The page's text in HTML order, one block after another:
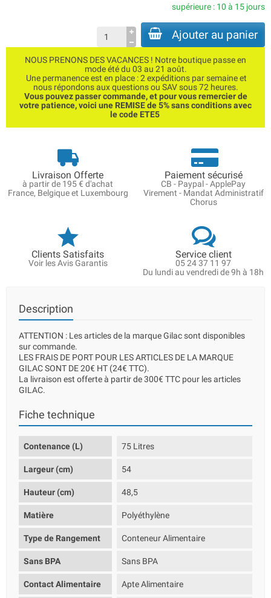
supérieure : 10 à 15 jours
Ajouter au panier
NOUS PRENONS DES VACANCES ! Notre boutique passe en
mode été du 03 au 21 août.
Une permanence est en place : 2 expéditions par semaine et
nous répondons aux questions ou SAV sous 72 heures.
Vous pouvez passer commande, et pour vous remercier de
votre patience, voici une REMISE de 5% sans conditions avec
le code ETE5
Livraison Offerte
à partir de 195 € d'achat
France, Belgique et Luxembourg
Paiement sécurisé
CB - Paypal - ApplePay
Virement - Mandat Administratif
Chorus
Clients Satisfaits
Voir les Avis Garantis
Service client
05 24 37 11 97
Du lundi au vendredi de 9h à 18h
Description
ATTENTION : Les articles de la marque Gilac sont disponibles
sur commande.
LES FRAIS DE PORT POUR LES ARTICLES DE LA MARQUE
GILAC SONT DE 20€ HT (24€ TTC).
La livraison est offerte à partir de 300€ TTC pour les articles
GILAC.
Fiche technique
Contenance (L) 75 Litres
Largeur (cm) 54
Hauteur (cm) 48,5
Matière Polyéthylène
Type de Rangement Conteneur Alimentaire
Sans BPA Sans BPA
Contact Alimentaire Apte Alimentaire